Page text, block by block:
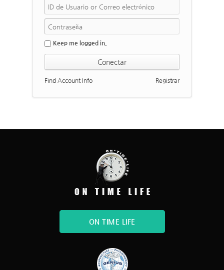
Keep me logged in.
Find Account Info Registrar
ON TIME LIFE